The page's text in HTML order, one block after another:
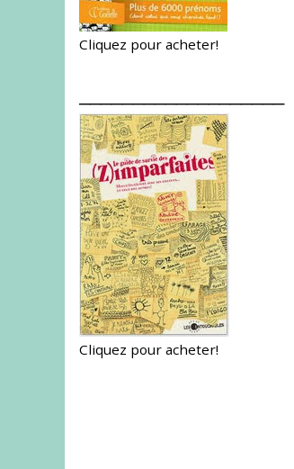
Cliquez pour acheter!
Cliquez pour acheter!